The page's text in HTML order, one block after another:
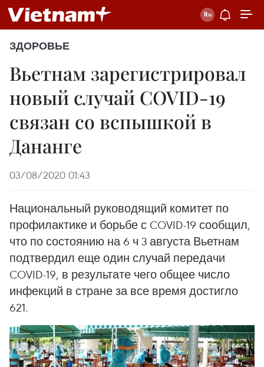
ЗДОРОВЬЕ
Вьетнам зарегистрировал
новый случай COVID-19
связан со вспышкой в
Дананге
03/08/2020 01:43
Национальный руководящий комитет по
профилактике и борьбе с COVID-19 сообщил,
что по состоянию на 6 ч 3 августа Вьетнам
подтвердил еще один случай передачи
COVID-19, в результате чего общее число
инфекций в стране за все время достигло
621.